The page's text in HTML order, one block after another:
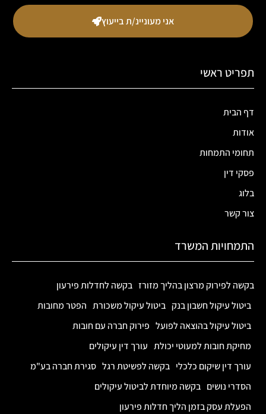
אני מעוניינ/ת בייעוץ
תפריט ראשי
דף הבית
אודות
תחומי התמחות
פסקי דין
בלוג
צור קשר
התמחויות המשרד
בקשה לפירוק מרצון בהליך מזורז בקשה לחדלות פירעון
ביטול עיקול חשבון בנק ביטול עיקול משכורת הפטר מחובות
ביטול עיקול בהוצאה לפועל פירוק חברה עם חובות
מחיקת חובות למעוטי יכולת עורך דין עיקולים
עורך דין שיקום כלכלי בקשה לפשיטת רגל סגירת חברה בע"מ
הסדרי נושים בקשה מיוחדת לביטול עיקולים
הפעלת עסק בזמן הליך חדלות פירעון